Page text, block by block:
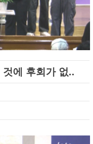
에 후회가 없..